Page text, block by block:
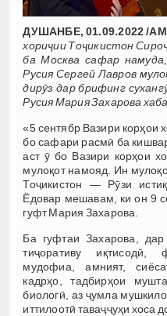
ДУШАНБЕ, 01.09.2022 /
хориҷии Тоҷикистон
ба Москва сафар
Русия Сергей Лавров
дирӯз дар брифинг
Русия Мария Захарова
«5 сентябр Вазири корҳои
бо сафари расмӣ ба
аст ӯ бо Вазири корҳои
мулоқот намояд. Ин
Тоҷикистон — Рӯзи
Ёдовар мешавам, ки он 9
гуфт Мария Захарова.
Ба гуфтаи Захарова,
тиҷоративу иқтисодӣ,
мудофиа, амният,
кадрҳо, тадбирҳои
биологӣ, аз ҷумла
иттилоотӣ таваҷҷуҳи хоса